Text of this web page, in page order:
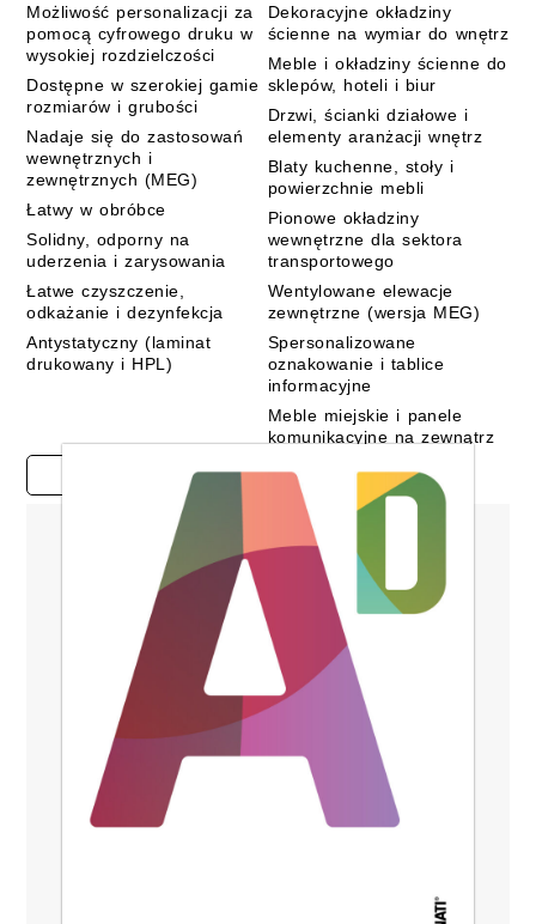
Możliwość personalizacji za
pomocą cyfrowego druku w
wysokiej rozdzielczości
Dostępne w szerokiej gamie
rozmiarów i grubości
Nadaje się do zastosowań
wewnętrznych i
zewnętrznych (MEG)
Łatwy w obróbce
Solidny, odporny na
uderzenia i zarysowania
Łatwe czyszczenie,
odkażanie i dezynfekcja
Antystatyczny (laminat
drukowany i HPL)
Dekoracyjne okładziny
ścienne na wymiar do wnętrz
Meble i okładziny ścienne do
sklepów, hoteli i biur
Drzwi, ścianki działowe i
elementy aranżacji wnętrz
Blaty kuchenne, stoły i
powierzchnie mebli
Pionowe okładziny
wewnętrzne dla sektora
transportowego
Wentylowane elewacje
zewnętrzne (wersja MEG)
Spersonalizowane
oznakowanie i tablice
informacyjne
Meble miejskie i panele
komunikacyjne na zewnątrz